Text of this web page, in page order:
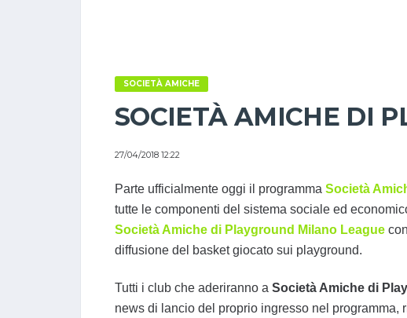
SOCIETÀ AMICHE
SOCIETÀ AMICHE DI
27/04/2018 12:22
Parte ufficialmente oggi il programma Società
tutte le componenti del sistema sociale ed
Società Amiche di Playground Milano League
diffusione del basket giocato sui playground.
Tutti i club che aderiranno a Società Amiche di
news di lancio del proprio ingresso nel programma,